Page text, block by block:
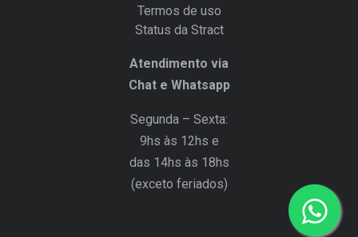
Termos de uso
Status da Stract
Atendimento via
Chat e Whatsapp
Segunda – Sexta:
9hs às 12hs e
das 14hs às 18hs
(exceto feriados)